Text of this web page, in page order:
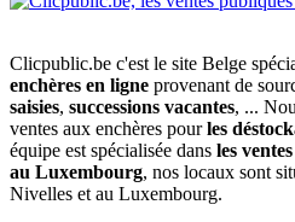
Clicpublic.be c'est le site Belge
enchères en ligne provenant de
saisies, successions vacantes, ...
ventes aux enchères pourles
équipe est spécialisée dans les
au Luxembourg, nos locaux sont
Nivelles et au Luxembourg.